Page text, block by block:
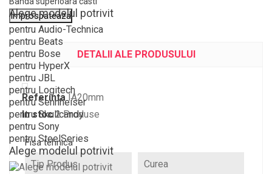
Alege modelul potrivit
pentru Audio-Technica
pentru Beats
pentru Bose
pentru HyperX
pentru JBL
pentru Logitech
pentru Sennheiser
pentru Skullcandy
pentru Sony
pentru SteelSeries
Alege modelul potrivit
DETALII ALE PRODUSULUI
Referinta IA20mm
In stoc 2 Produse
Fisa tehnica
Tip Produs Curea